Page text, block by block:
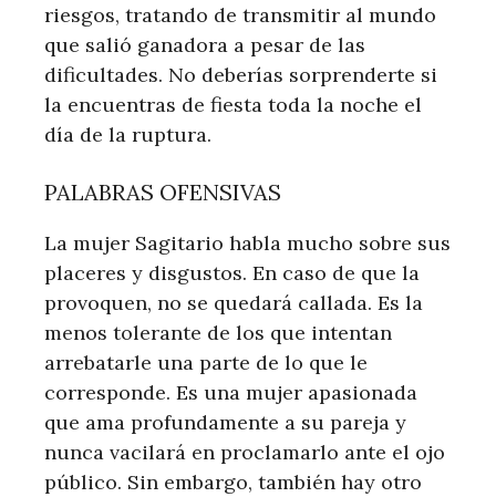
riesgos, tratando de transmitir al mundo
que salió ganadora a pesar de las
dificultades. No deberías sorprenderte si
la encuentras de fiesta toda la noche el
día de la ruptura.
PALABRAS OFENSIVAS
La mujer Sagitario habla mucho sobre sus
placeres y disgustos. En caso de que la
provoquen, no se quedará callada. Es la
menos tolerante de los que intentan
arrebatarle una parte de lo que le
corresponde. Es una mujer apasionada
que ama profundamente a su pareja y
nunca vacilará en proclamarlo ante el ojo
público. Sin embargo, también hay otro